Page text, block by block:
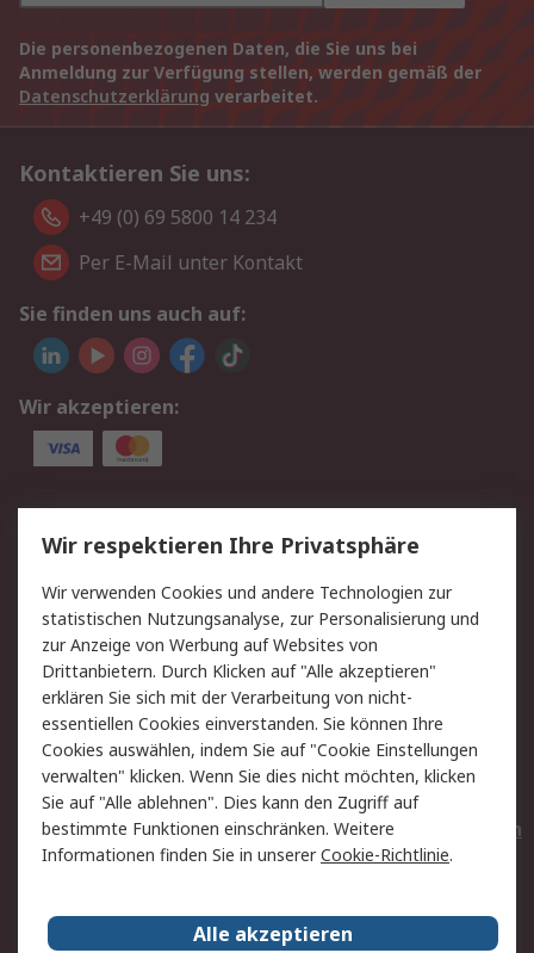
Die personenbezogenen Daten, die Sie uns bei
Anmeldung zur Verfügung stellen, werden gemäß der
Datenschutzerklärung verarbeitet.
Kontaktieren Sie uns:
+49 (0) 69 5800 14 234
Per E-Mail unter Kontakt
Sie finden uns auch auf:
Wir akzeptieren:
Service
Value Added Services
Lieferlösungen
Rücksendungen
Kontakt
Hilfe
Privatkunden
Rechtliches
AGB
Datenschutz
Cookie-Richtlinie
Zahlungsbedingungen
Copyright/Impressum
Entsorgung
Elektrogeräte/Batterien
RS weltweit
Wir respektieren Ihre Privatsphäre
Wir verwenden Cookies und andere Technologien zur
statistischen Nutzungsanalyse, zur Personalisierung und
zur Anzeige von Werbung auf Websites von
Drittanbietern. Durch Klicken auf "Alle akzeptieren"
erklären Sie sich mit der Verarbeitung von nicht-
essentiellen Cookies einverstanden. Sie können Ihre
Cookies auswählen, indem Sie auf "Cookie Einstellungen
verwalten" klicken. Wenn Sie dies nicht möchten, klicken
Sie auf "Alle ablehnen". Dies kann den Zugriff auf
bestimmte Funktionen einschränken. Weitere
Informationen finden Sie in unsererCookie-Richtlinie.
Alle akzeptieren